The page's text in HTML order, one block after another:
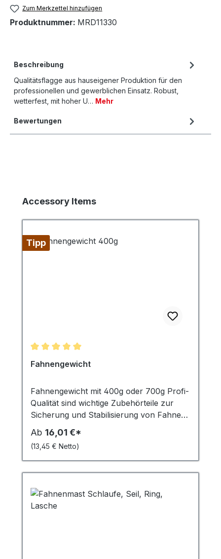
Zum Merkzettel hinzufügen
Produktnummer: MRD11330
Beschreibung
Qualitätsflagge aus hauseigener Produktion für den
professionellen und gewerblichen Einsatz. Robust,
wetterfest, mit hoher U… Mehr
Bewertungen
Produktgalerie überspringen
Accessory Items
Tipp
Durchschnittliche Bewertung von 5 von 5 Sternen
Fahnengewicht
Fahnengewicht mit 400g oder 700g Profi-
Qualität sind wichtige Zubehörteile zur
Sicherung und Stabilisierung von Fahnen
und Bannern. Sie fungieren als
Kletterstoppgewicht, das heisst, sie
verhindern, dass die Fahne oder das
Banner sich um den Fahnenmast wickelt.
In stürmischen Windverhältnissen spielen
sie eine entscheidende Rolle, indem sie das
Flattern der Fahne minimieren und
verhindern, dass diese zerrissen wird oder
Ab 16,01 €*
(13,45 € Netto)